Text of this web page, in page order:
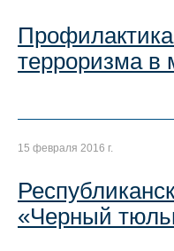
терроризма в
15 февраля 2016 г.
«Черный